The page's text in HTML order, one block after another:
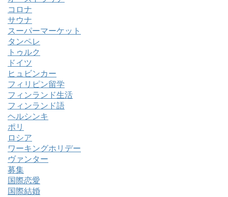
コロナ
サウナ
スーパーマーケット
タンペレ
トゥルク
ドイツ
ヒュビンカー
フィリピン留学
フィンランド生活
フィンランド語
ヘルシンキ
ポリ
ロシア
ワーキングホリデー
ヴァンター
募集
国際恋愛
国際結婚